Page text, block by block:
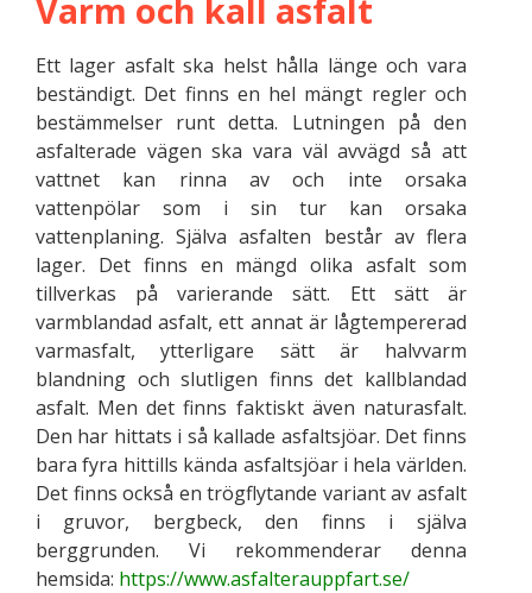
Varm och kall asfalt
Ett lager asfalt ska helst hålla länge och vara
beständigt. Det finns en hel mängt regler och
bestämmelser runt detta. Lutningen på den
asfalterade vägen ska vara väl avvägd så att
vattnet kan rinna av och inte orsaka
vattenpölar som i sin tur kan orsaka
vattenplaning. Själva asfalten består av flera
lager. Det finns en mängd olika asfalt som
tillverkas på varierande sätt. Ett sätt är
varmblandad asfalt, ett annat är lågtempererad
varmasfalt, ytterligare sätt är halvvarm
blandning och slutligen finns det kallblandad
asfalt. Men det finns faktiskt även naturasfalt.
Den har hittats i så kallade asfaltsjöar. Det finns
bara fyra hittills kända asfaltsjöar i hela världen.
Det finns också en trögflytande variant av asfalt
i gruvor, bergbeck, den finns i själva
berggrunden. Vi rekommenderar denna
hemsida: https://www.asfalterauppfart.se/